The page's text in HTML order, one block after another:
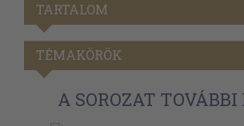
TARTALOM
TÉMAKÖRÖK
A SOROZAT